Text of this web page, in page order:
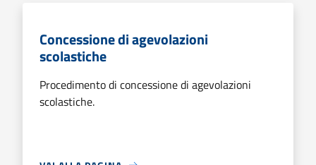
Concessione di agevolazioni
scolastiche
Procedimento di concessione di agevolazioni
scolastiche.